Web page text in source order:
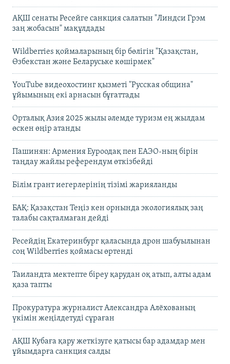
АҚШ сенаты Ресейге санкция салатын "Линдси Грэм
заң жобасын" мақұлдады
Wildberries қоймаларының бір бөлігін "Қазақстан,
Өзбекстан және Беларуське көшірмек"
YouTube видеохостинг қызметі "Русская община"
ұйымының екі арнасын бұғаттады
Орталық Азия 2025 жылы әлемде туризм ең жылдам
өскен өңір атанды
Пашинян: Армения Еуроодақ пен ЕАЭО-ның бірін
таңдау жайлы референдум өткізбейді
Білім грант иегерлерінің тізімі жарияланды
БАҚ: Қазақстан Теңіз кен орнында экологиялық заң
талабы сақталмаған дейді
Ресейдің Екатеринбург қаласында дрон шабуылынан
соң Wildberries қоймасы өртенді
Таиландта мектепте біреу қарудан оқ атып, алты адам
қаза тапты
Прокуратура журналист Александра Алёхованың
үкімін жеңілдетуді сұраған
АҚШ Кубаға қару жеткізуге қатысы бар адамдар мен
ұйымдарға санкция салды